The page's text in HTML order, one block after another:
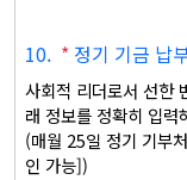
10. * 정기 기금 납
사회적 리더로서 선한
래 정보를 정확히 입력
(매월 25일 정기 기부
인 가능])